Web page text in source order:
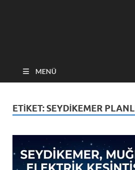
MENÜ
ETIKET: SEYDIKEMER